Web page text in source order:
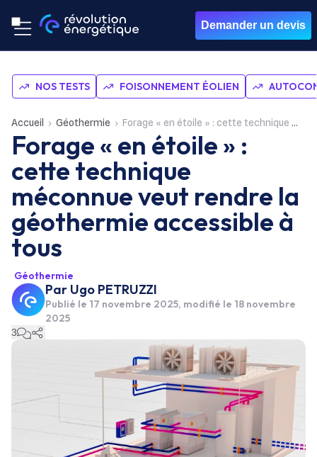
Demander un devis
NOS TESTS FOISONNEMENT ÉOLIEN
Accueil Géothermie Forage « en étoile » : cette technique méconnue veut rendre la géothermie accessible à tous
Forage « en étoile » :
cette technique
méconnue veut rendre la
géothermie accessible à
tous
Géothermie
Par Ugo PETRUZZI
Publié le 17 novembre 2025, modifié le 18 novembre
2025
3